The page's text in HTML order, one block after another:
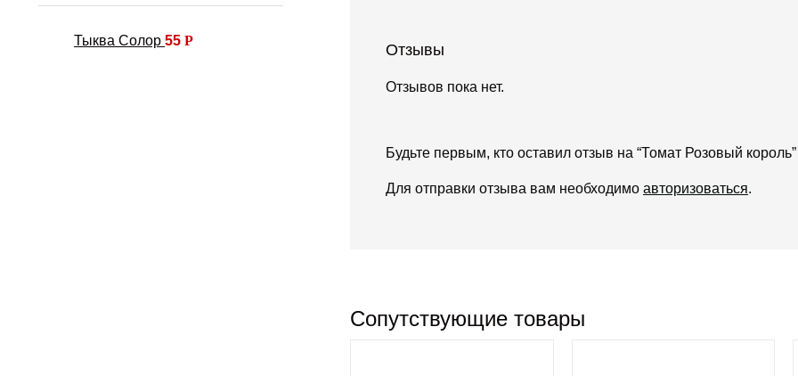
Отзывы
Отзывов пока нет.
Будьте первым, кто оставил отзыв на “Томат Розовый король”
Для отправки отзыва вам необходимоавторизоваться.
Сопутствующие товары
Тыква Солор 55 Р